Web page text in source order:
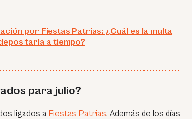
por Fiestas Patrias: ¿Cuál es la multa
a tiempo?
para julio?
ligados a Fiestas Patrias. Además de los días